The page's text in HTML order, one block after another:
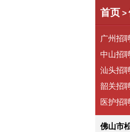
首页 >
广州招
中山招
汕头招
韶关招
医护招
佛山市